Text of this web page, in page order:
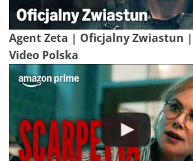
Agent Zeta | Oficjalny Zwiastun
Video Polska